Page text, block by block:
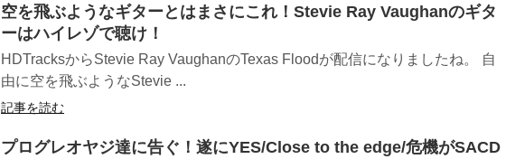
空を飛ぶようなギターとはまさにこれ！Stevie Ray Vaughanのギタ
ーはハイレゾで聴け！
HDTracksからStevie Ray VaughanのTexas Floodが配信になりましたね。 自
由に空を飛ぶようなStevie ...
記事を読む
プログレオヤジ達に告ぐ！遂にYES/Close to the edge/危機がSACD